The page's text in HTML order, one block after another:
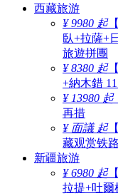
西藏旅游
¥ 9980 起
臥+拉薩+
旅遊拼團
¥ 8380 起
+納木錯
¥ 13980 起
再措
¥ 面議 起
藏观赏铁
新疆旅游
¥ 6980 起
拉提+吐爾